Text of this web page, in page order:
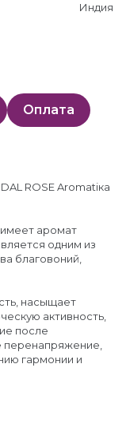
Индия
Оплата
ROSE Aromatiкa
имеет аромат
одним из
благовоний,
насыщает
активность,
после
перенапряжение,
гармонии и